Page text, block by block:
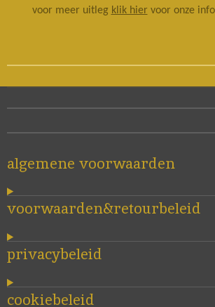
voor meer uitleg klik hier voor onze
algemene voorwaarden
voorwaarden&retourbeleid
privacybeleid
cookiebeleid